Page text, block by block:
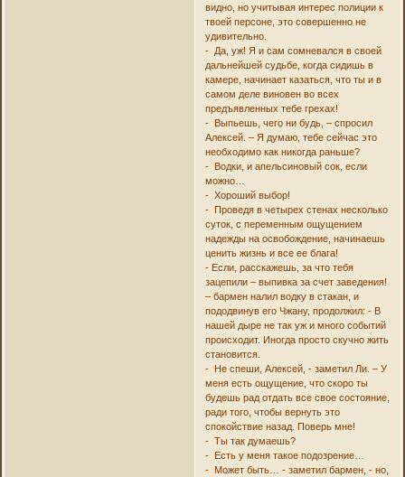
видно, но учитывая интерес полиции к
твоей персоне, это совершенно не
удивительно.
- Да, уж! Я и сам сомневался в своей
дальнейшей судьбе, когда сидишь в
камере, начинает казаться, что ты и в
самом деле виновен во всех
предъявленных тебе грехах!
- Выпьешь, чего ни будь, – спросил
Алексей. – Я думаю, тебе сейчас это
необходимо как никогда раньше?
- Водки, и апельсиновый сок, если
можно…
- Хороший выбор!
- Проведя в четырех стенах несколько
суток, с переменным ощущением
надежды на освобождение, начинаешь
ценить жизнь и все ее блага!
- Если, расскажешь, за что тебя
зацепили – выпивка за счет заведения!
– бармен налил водку в стакан, и
пододвинув его Чжану, продолжил: - В
нашей дыре не так уж и много событий
происходит. Иногда просто скучно жить
становится.
- Не спеши, Алексей, - заметил Ли. – У
меня есть ощущение, что скоро ты
будешь рад отдать все свое состояние,
ради того, чтобы вернуть это
спокойствие назад. Поверь мне!
- Ты так думаешь?
- Есть у меня такое подозрение…
- Может быть… - заметил бармен, - но,